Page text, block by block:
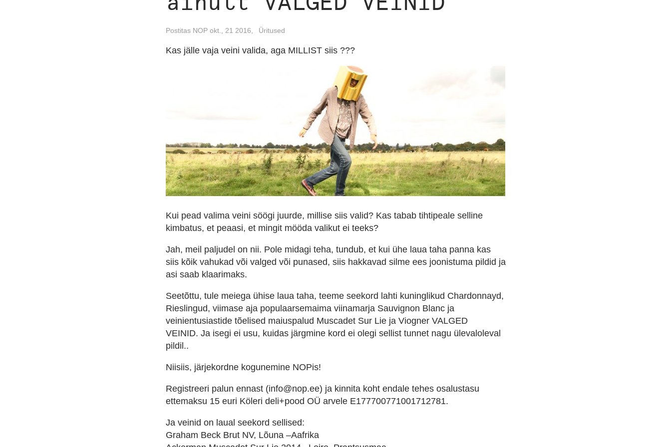
Postitas NOP okt., 21 2016, Üritused
Kas jälle vaja veini valida, aga MILLIST siis ???
Kui pead valima veini söögi juurde, millise siis valid? Kas tabab tihtipeale selline
kimbatus, et peaasi, et mingit mööda valikut ei teeks?
Jah, meil paljudel on nii. Pole midagi teha, tundub, et kui ühe laua taha panna kas
siis kõik vahukad või valged või punased, siis hakkavad silme ees joonistuma pildid ja
asi saab klaarimaks.
Seetõttu, tule meiega ühise laua taha, teeme seekord lahti kuninglikud Chardonnayd,
Rieslingud, viimase aja populaarsemaima viinamarja Sauvignon Blanc ja
veinientusiastide tõelised maiuspalud Muscadet Sur Lie ja Viogner VALGED
VEINID. Ja isegi ei usu, kuidas järgmine kord ei olegi sellist tunnet nagu ülevaloleval
pildil..
Niisiis, järjekordne kogunemine NOPis!
Registreeri palun ennast (info@nop.ee) ja kinnita koht endale tehes osalustasu
ettemaksu 15 euri Köleri deli+pood OÜ arvele E177700771001712781.
Ja veinid on laual seekord sellised:
Graham Beck Brut NV, Lõuna –Aafrika